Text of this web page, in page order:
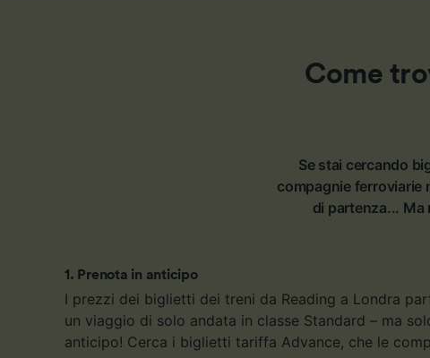
Come
Se stai cercando
compagnie ferroviarie
di partenza...
1 . Prenota in anticipo
I prezzi dei biglietti dei treni da Reading a Londra
un viaggio di solo andata in classe Standard – ma
anticipo! Cerca i biglietti tariffa Advance, che le